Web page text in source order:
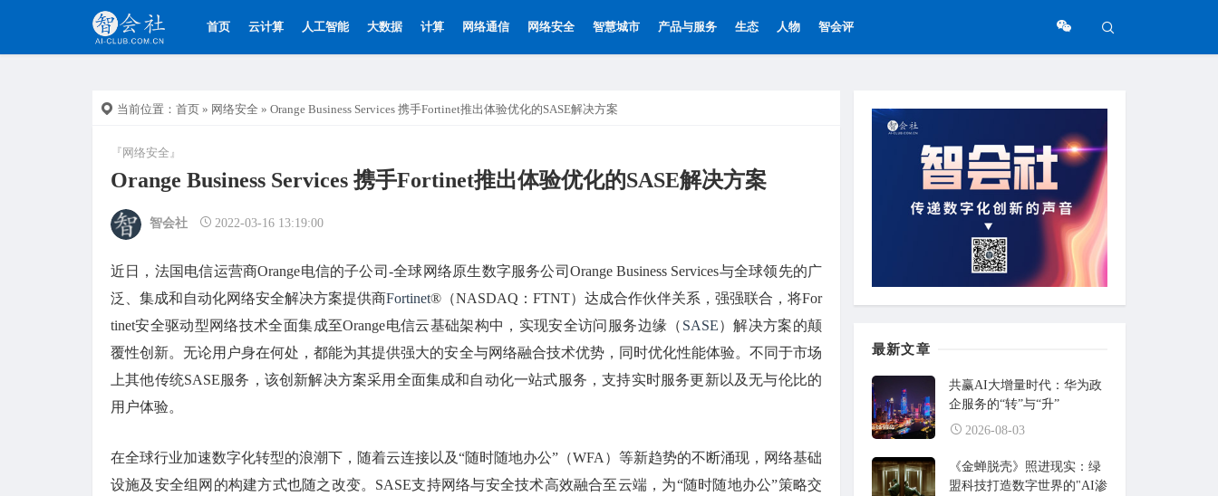
首页 云计算 人工智能 大数据 计算 网络通信 网络安全 智慧城市 产品与服务 生态 人物 智会评
当前位置： 首页 » 网络安全 » Orange Business Services 携手Fortinet推出体验优化的SASE解决方案
『网络安全』
Orange Business Services 携手Fortinet推出体验优化的SASE解决方案
智会社 2022-03-16 13:19:00
近日，法国电信运营商Orange电信的子公司-全球网络原生数字服务公司Orange Business Services与全球领先的广
泛、集成和自动化网络安全解决方案提供商Fortinet®（NASDAQ：FTNT）达成合作伙伴关系，强强联合，将For
tinet安全驱动型网络技术全面集成至Orange电信云基础架构中，实现安全访问服务边缘（ SASE）解决方案的颠
覆性创新。无论用户身在何处，都能为其提供强大的安全与网络融合技术优势，同时优化性能体验。不同于市场
上其他传统SASE服务，该创新解决方案采用全面集成和自动化一站式服务，支持实时服务更新以及无与伦比的
用户体验。
在全球行业加速数字化转型的浪潮下，随着云连接以及“随时随地办公”（WFA）等新趋势的不断涌现，网络基础
设施及安全组网的构建方式也随之改变。SASE支持网络与安全技术高效融合至云端，为“随时随地办公”策略交
最新文章
共赢AI大增量时代：华为政
企服务的“转”与“升”
2026-08-03
《金蝉脱壳》照进现实：绿
盟科技打造数字世界的"AI渗